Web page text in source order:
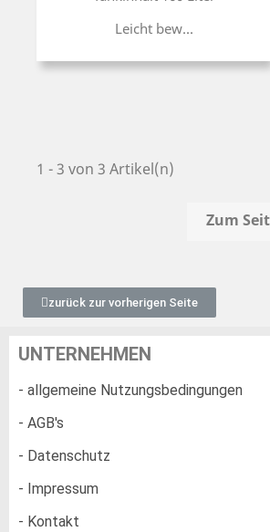
Leicht bew...
1 - 3 von 3 Artikel(n)
Zum
zurück zur vorherigen Seite
UNTERNEHMEN
- allgemeine Nutzungsbedingungen
- AGB's
- Datenschutz
- Impressum
- Kontakt